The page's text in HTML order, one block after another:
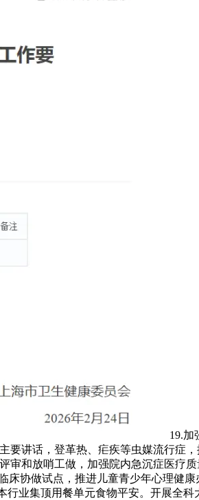
19.加
讲话，登革热、疟疾等虫媒流行症
和放哨工做，加强院内急沉症医疗
床协做试点，推进儿童青少年心理健
业集顶用餐单元食物平安。开展全